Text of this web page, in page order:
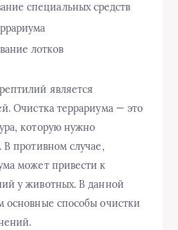
специальных средств
лотков
является
Очистка террариума — это
которую нужно
В противном случае,
может привести к
у животных. В данной
основные способы очистки